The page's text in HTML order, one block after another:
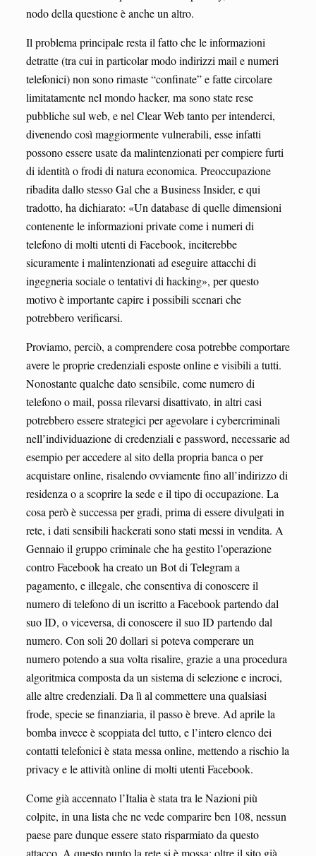
nodo della questione è anche un altro.
Il problema principale resta il fatto che le informazioni
detratte (tra cui in particolar modo indirizzi mail e numeri
telefonici) non sono rimaste “confinate” e fatte circolare
limitatamente nel mondo hacker, ma sono state rese
pubbliche sul web, e nel Clear Web tanto per intenderci,
divenendo così maggiormente vulnerabili, esse infatti
possono essere usate da malintenzionati per compiere furti
di identità o frodi di natura economica. Preoccupazione
ribadita dallo stesso Gal che a Business Insider, e qui
tradotto, ha dichiarato: «Un database di quelle dimensioni
contenente le informazioni private come i numeri di
telefono di molti utenti di Facebook, inciterebbe
sicuramente i malintenzionati ad eseguire attacchi di
ingegneria sociale o tentativi di hacking», per questo
motivo è importante capire i possibili scenari che
potrebbero verificarsi.
Proviamo, perciò, a comprendere cosa potrebbe comportare
avere le proprie credenziali esposte online e visibili a tutti.
Nonostante qualche dato sensibile, come numero di
telefono o mail, possa rilevarsi disattivato, in altri casi
potrebbero essere strategici per agevolare i cybercriminali
nell’individuazione di credenziali e password, necessarie ad
esempio per accedere al sito della propria banca o per
acquistare online, risalendo ovviamente fino all’indirizzo di
residenza o a scoprire la sede e il tipo di occupazione. La
cosa però è successa per gradi, prima di essere divulgati in
rete, i dati sensibili hackerati sono stati messi in vendita. A
Gennaio il gruppo criminale che ha gestito l’operazione
contro Facebook ha creato un Bot di Telegram a
pagamento, e illegale, che consentiva di conoscere il
numero di telefono di un iscritto a Facebook partendo dal
suo ID, o viceversa, di conoscere il suo ID partendo dal
numero. Con soli 20 dollari si poteva comperare un
numero potendo a sua volta risalire, grazie a una procedura
algoritmica composta da un sistema di selezione e incroci,
alle altre credenziali. Da lì al commettere una qualsiasi
frode, specie se finanziaria, il passo è breve. Ad aprile la
bomba invece è scoppiata del tutto, e l’intero elenco dei
contatti telefonici è stata messa online, mettendo a rischio la
privacy e le attività online di molti utenti Facebook.
Come già accennato l’Italia è stata tra le Nazioni più
colpite, in una lista che ne vede comparire ben 108, nessun
paese pare dunque essere stato risparmiato da questo
attacco. A questo punto la rete si è mossa: oltre il sito già